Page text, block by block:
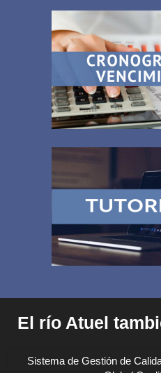
El río Atuel
Sistema de Gestión de